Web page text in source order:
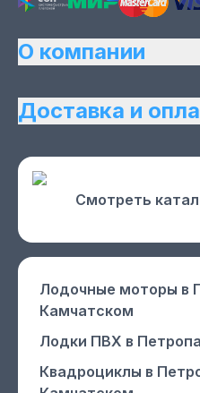
О компании
Доставка и
Смотреть
Лодочные моторы в
Камчатском
Лодки ПВХ в
Квадроциклы в